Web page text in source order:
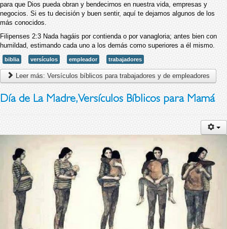
para que Dios pueda obran y bendecirnos en nuestra vida, empresas y
negocios. Si es tu decisión y buen sentir, aquí te dejamos algunos de los
más conocidos.
Filipenses 2:3 Nada hagáis por contienda o por vanagloria; antes bien con
humildad, estimando cada uno a los demás como superiores a él mismo.
biblia versículos empleador trabajadores
Leer más: Versículos bíblicos para trabajadores y de empleadores
Día de La Madre, Versículos Bíblicos para Mamá